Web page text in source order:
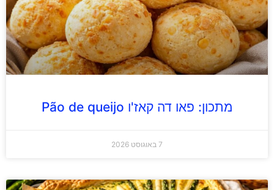
מתכון: פאו דה קאז'ו Pão de queijo
7 באוגוסט 2026